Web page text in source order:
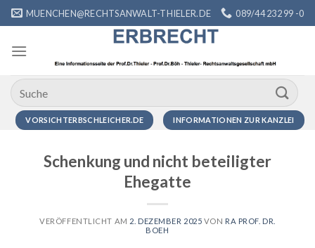
Zum
Inhalt
springen
MUENCHEN@RECHTSANWALT-THIELER.DE 089/44 232 99 -0
VORSICHTERBSCHLEICHER.DE INFORMATIONEN ZUR KANZLEI
Schenkung und nicht beteiligter
Ehegatte
VERÖFFENTLICHT AM 2. DEZEMBER 2025 VON RA PROF. DR.
BOEH